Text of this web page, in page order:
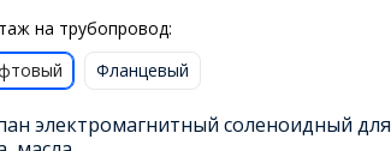
на трубопровод:
Фланцевый
электромагнитный соленоидный для